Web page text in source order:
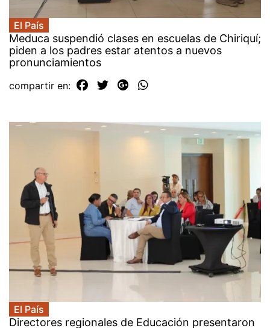
El País
Meduca suspendió clases en escuelas de Chiriquí;
piden a los padres estar atentos a nuevos
pronunciamientos
compartir en:
El País
Directores regionales de Educación presentaron